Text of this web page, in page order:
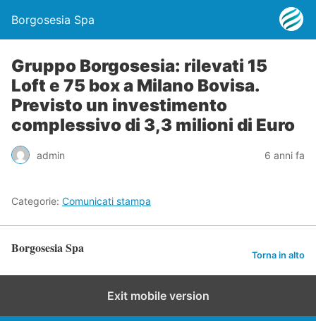
Borgosesia Spa
Gruppo Borgosesia: rilevati 15
Loft e 75 box a Milano Bovisa.
Previsto un investimento
complessivo di 3,3 milioni di Euro
admin 6 anni fa
Categorie: Comunicati stampa
Borgosesia Spa Torna in alto
Exit mobile version